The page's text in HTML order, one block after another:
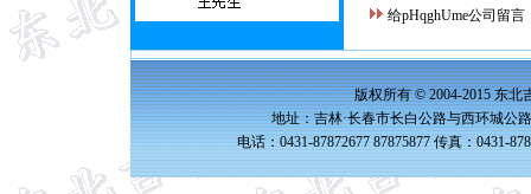
给pHqghUme公司留言
版权所有 © 2004-2015 东北
地址：吉林·长春市长白公路与西环城公
电话：0431-87872677 87875877 传真：0431-